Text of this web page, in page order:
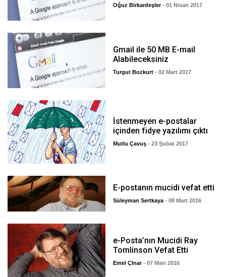
Oğuz Birkardeşler - 01 Nisan 2017
Gmail ile 50 MB E-mail
Alabileceksiniz
Turgut Bozkurt - 02 Mart 2017
İstenmeyen e-postalar
içinden fidye yazılımı çıktı
Mutlu Çavuş - 23 Şubat 2017
E-postanın mucidi vefat etti
Süleyman Sertkaya - 08 Mart 2016
e-Posta’nın Mucidi Ray
Tomlinson Vefat Etti
Emel ÇInar - 07 Mart 2016